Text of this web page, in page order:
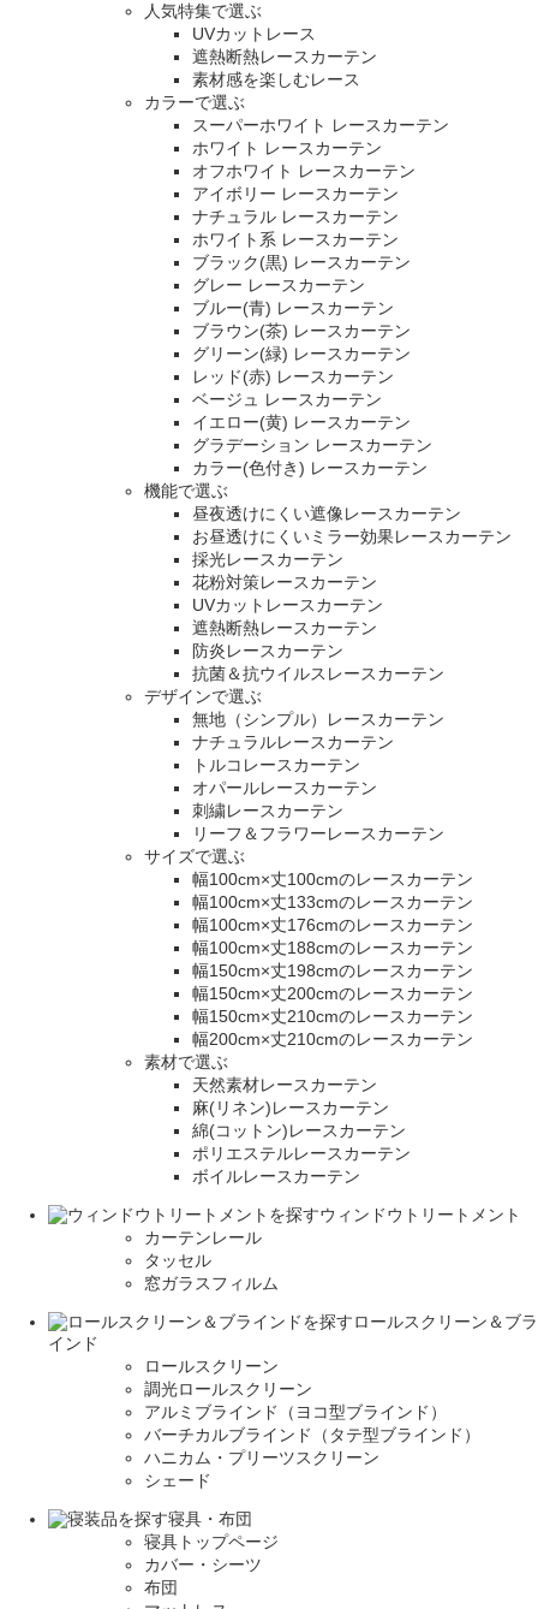
人気特集で選ぶ
UVカットレース
遮熱断熱レースカーテン
素材感を楽しむレース
カラーで選ぶ
スーパーホワイト レースカーテン
ホワイト レースカーテン
オフホワイト レースカーテン
アイボリー レースカーテン
ナチュラル レースカーテン
ホワイト系 レースカーテン
ブラック(黒) レースカーテン
グレー レースカーテン
ブルー(青) レースカーテン
ブラウン(茶) レースカーテン
グリーン(緑) レースカーテン
レッド(赤) レースカーテン
ベージュ レースカーテン
イエロー(黄) レースカーテン
グラデーション レースカーテン
カラー(色付き) レースカーテン
機能で選ぶ
昼夜透けにくい遮像レースカーテン
お昼透けにくいミラー効果レースカーテン
採光レースカーテン
花粉対策レースカーテン
UVカットレースカーテン
遮熱断熱レースカーテン
防炎レースカーテン
抗菌＆抗ウイルスレースカーテン
デザインで選ぶ
無地（シンプル）レースカーテン
ナチュラルレースカーテン
トルコレースカーテン
オパールレースカーテン
刺繍レースカーテン
リーフ＆フラワーレースカーテン
サイズで選ぶ
幅100cm×丈100cmのレースカーテン
幅100cm×丈133cmのレースカーテン
幅100cm×丈176cmのレースカーテン
幅100cm×丈188cmのレースカーテン
幅150cm×丈198cmのレースカーテン
幅150cm×丈200cmのレースカーテン
幅150cm×丈210cmのレースカーテン
幅200cm×丈210cmのレースカーテン
素材で選ぶ
天然素材レースカーテン
麻(リネン)レースカーテン
綿(コットン)レースカーテン
ポリエステルレースカーテン
ボイルレースカーテン
ウィンドウトリートメント
カーテンレール
タッセル
窓ガラスフィルム
ロールスクリーン＆ブラ
インド
ロールスクリーン
調光ロールスクリーン
アルミブラインド（ヨコ型ブラインド）
バーチカルブラインド（タテ型ブラインド）
ハニカム・プリーツスクリーン
シェード
寝具・布団
寝具トップページ
カバー・シーツ
布団